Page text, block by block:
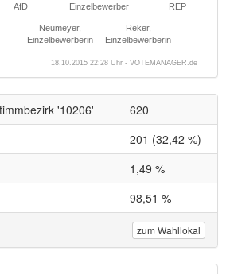
AfD
Neumeyer,
Einzelbewerberin
Einzelbewerber
Reker,
Einzelbewerberin
REP
18.10.2015 22:28 Uhr - VOTEMANAGER.de
'10206'
620
201 (32,42 %)
1,49 %
98,51 %
zum Wahllokal